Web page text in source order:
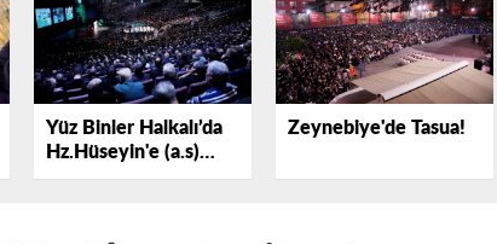
Yüz Binler Halkalı’da
Hz.Hüseyin'e (a.s)
Lebbeyk Dedi
Zeynebiye'de Tasua!